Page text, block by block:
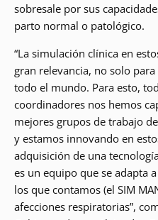
sobresale por sus
parto normal o patológico.
“La simulación clínica en
gran relevancia, no solo
todo el mundo. Para esto,
coordinadores nos hemos
mejores grupos de trabajo
y estamos innovando en
adquisición de una
es un equipo que se adapta
los que contamos (el SIM
afecciones respiratorias”,